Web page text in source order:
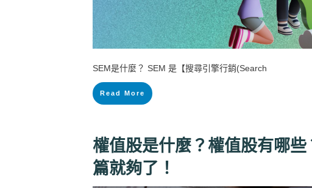
SEM是什麼？ SEM 是【搜尋引擎行銷(Search
Read More
權值股是什麼？權值股有哪些
篇就夠了！